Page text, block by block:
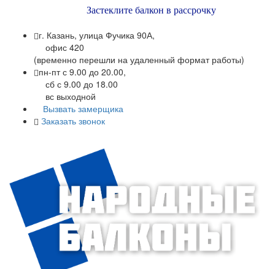
Застеклите балкон в рассрочку
г. Казань, улица Фучика 90А,
офис 420
(временно перешли на удаленный формат работы)
пн-пт с 9.00 до 20.00,
сб с 9.00 до 18.00
вс выходной
Вызвать замерщика
Заказать звонок